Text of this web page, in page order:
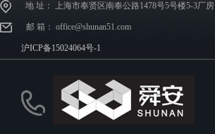
地 址： 上海市奉贤区南奉公路1478号5号楼5-3厂房
邮 箱： office@shunan51.com
沪ICP备15024064号-1